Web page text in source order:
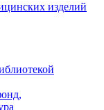
изделий